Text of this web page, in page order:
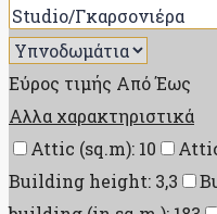
Εύρος τιμής ΑπόΈως
Αλλα χαρακτηριστικά
Attic (sq.m): 10
Building height: 3,3